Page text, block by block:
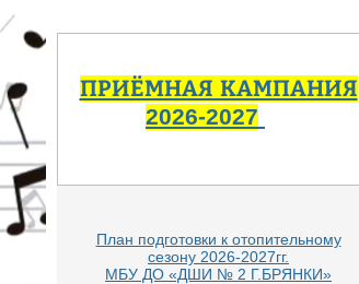
ПРИЁМНАЯ КАМПАНИЯ
2026-2027
План подготовки к отопительному
сезону 2026-2027гг.
МБУ ДО «ДШИ № 2 Г.БРЯНКИ»